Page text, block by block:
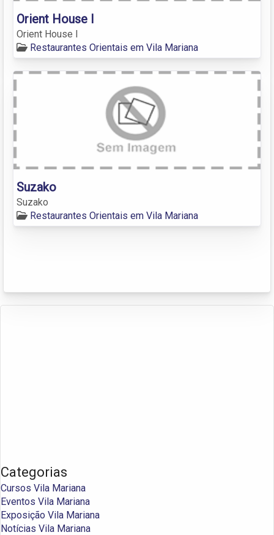
Orient House I
Orient House I
Restaurantes Orientais em Vila Mariana
Suzako
Suzako
Restaurantes Orientais em Vila Mariana
Categorias
Cursos Vila Mariana
Eventos Vila Mariana
Exposição Vila Mariana
Notícias Vila Mariana